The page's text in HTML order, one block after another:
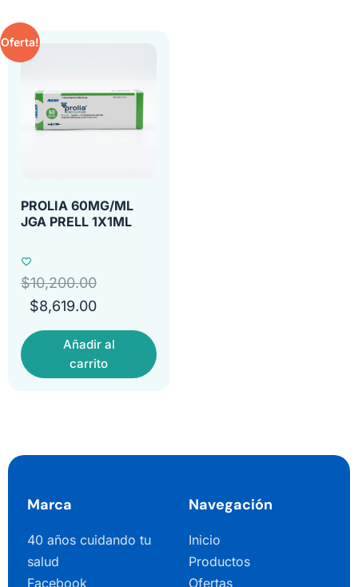
Oferta!
PROLIA 60MG/ML
JGA PRELL 1X1ML
$10,200.00
$8,619.00
Añadir al
carrito
Marca
40 años cuidando tu
salud
Facebook
Navegación
Inicio
Productos
Ofertas